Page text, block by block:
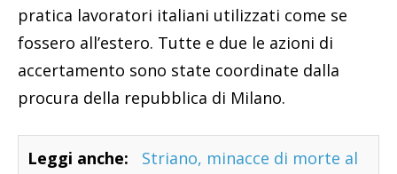
pratica lavoratori italiani utilizzati come se
fossero all’estero. Tutte e due le azioni di
accertamento sono state coordinate dalla
procura della repubblica di Milano.
Leggi anche:
Striano, minacce di morte al